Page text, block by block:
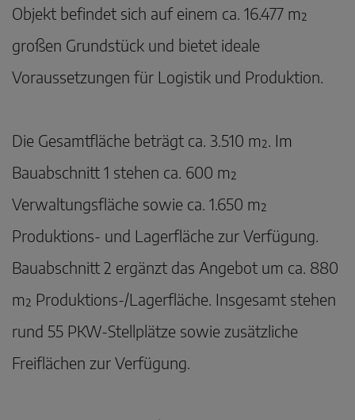
Objekt befindet sich auf einem ca. 16.477 m²
großen Grundstück und bietet ideale
Voraussetzungen für Logistik und Produktion.
Die Gesamtfläche beträgt ca. 3.510 m². Im
Bauabschnitt 1 stehen ca. 600 m²
Verwaltungsfläche sowie ca. 1.650 m²
Produktions- und Lagerfläche zur Verfügung.
Bauabschnitt 2 ergänzt das Angebot um ca. 880
m² Produktions-/Lagerfläche. Insgesamt stehen
rund 55 PKW-Stellplätze sowie zusätzliche
Freiflächen zur Verfügung.